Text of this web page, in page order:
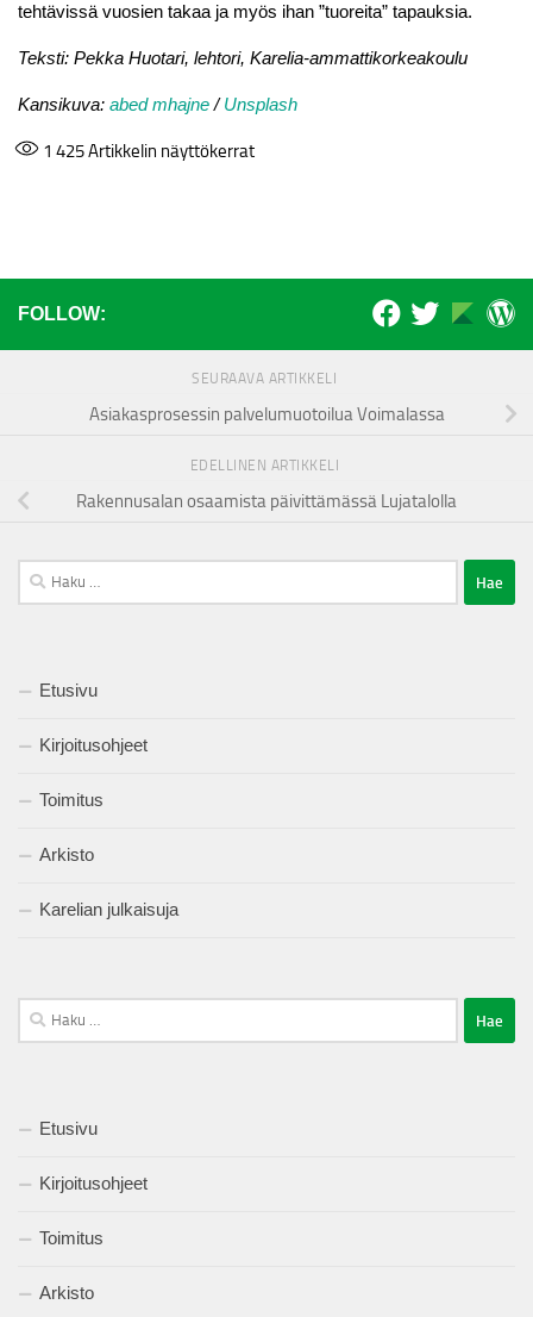
tehtävissä vuosien takaa ja myös ihan ”tuoreita” tapauksia.
Teksti: Pekka Huotari, lehtori, Karelia-ammattikorkeakoulu
Kansikuva: abed mhajne/Unsplash
1 425Artikkelin näyttökerrat
FOLLOW:
SEURAAVA ARTIKKELI
Asiakasprosessin palvelumuotoilua Voimalassa
EDELLINEN ARTIKKELI
Rakennusalan osaamista päivittämässä Lujatalolla
Haku:
Etusivu
Kirjoitusohjeet
Toimitus
Arkisto
Karelian julkaisuja
Haku:
Etusivu
Kirjoitusohjeet
Toimitus
Arkisto